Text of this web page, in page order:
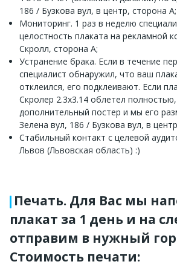
186 / Бузкова вул, в центр, сторона A;
Мониторинг. 1 раз в неделю
целостность плаката на рекламной
Скролл, сторона A;
Устранение брака. Если в течение
специалист обнаружил, что ваш
отклеился, его подклеивают. Если
Скролер 2.3х3.14 облетел
дополнительный постер и мы его
Зелена вул, 186 / Бузкова вул, в
Стабильный контакт с целевой
Львов (Львовская область) :)
Печать. Для Вас мы
плакат за 1 день и на
отправим в нужный
Стоимость печати: